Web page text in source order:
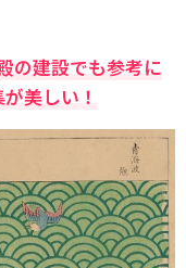
の建設でも参考に
美しい！